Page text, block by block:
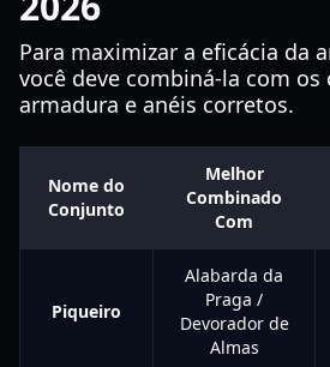
Para maximizar a eficácia da
você deve combiná-la com
armadura e anéis corretos.
Nome do
Conjunto
Melhor
Combinado
Com
Piqueiro
Alabarda da
Praga /
Devorador de
Almas